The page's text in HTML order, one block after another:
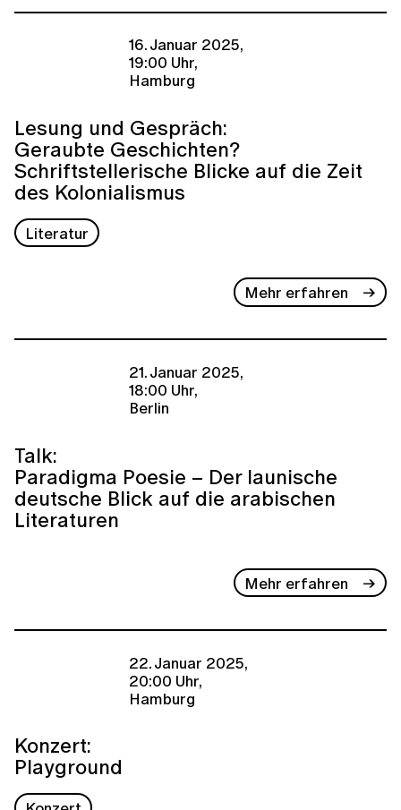
16. Januar 2025,
19:00 Uhr,
Hamburg
Lesung und Gespräch:
Geraubte Geschichten?
Schriftstellerische Blicke auf die Zeit
des Kolonialismus
Literatur
Mehr erfahren
21. Januar 2025,
18:00 Uhr,
Berlin
Talk:
Paradigma Poesie – Der launische
deutsche Blick auf die arabischen
Literaturen
Mehr erfahren
22. Januar 2025,
20:00 Uhr,
Hamburg
Konzert:
Playground